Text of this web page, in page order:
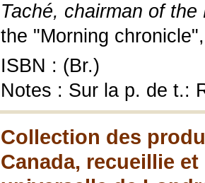
Taché, chairman of the
the "Morning
ISBN : (Br.)
Notes : Sur la p. de t.:
Collection des
Canada, recueillie